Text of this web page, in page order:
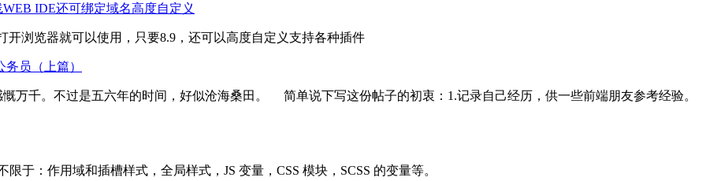
IDE还可绑定域名高度自定义
浏览器就可以使用，只要8.9，还可以高度自定义支持各种插件
员（上篇）
千。不过是五六年的时间，好似沧海桑田。 简单说下写这份帖子的初衷：1.记录自己经历，供一些前端朋友参考经验。
于：作用域和插槽样式，全局样式，JS 变量，CSS 模块，SCSS 的变量等。